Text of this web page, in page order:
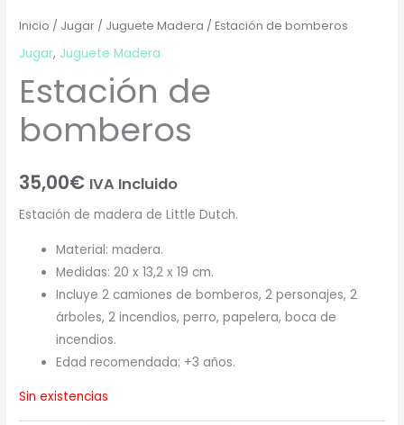
Inicio / Jugar / Juguete Madera / Estación de bomberos
Jugar, Juguete Madera
Estación de
bomberos
35,00€ IVA Incluido
Estación de madera de Little Dutch.
Material: madera.
Medidas: 20 x 13,2 x 19 cm.
Incluye 2 camiones de bomberos, 2 personajes, 2
árboles, 2 incendios, perro, papelera, boca de
incendios.
Edad recomendada: +3 años.
Sin existencias